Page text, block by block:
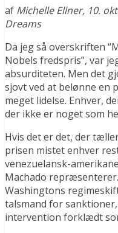
af Michelle Ellner, 10.
Dreams
Da jeg så overskriften
Nobels fredspris”, var
absurditeten. Men det
sjovt ved at belønne en
meget lidelse. Enhver,
der ikke er noget som
Hvis det er det, der
prisen mistet enhver
venezuelansk-
Machado
Washingtons
talsmand for
intervention forklædt